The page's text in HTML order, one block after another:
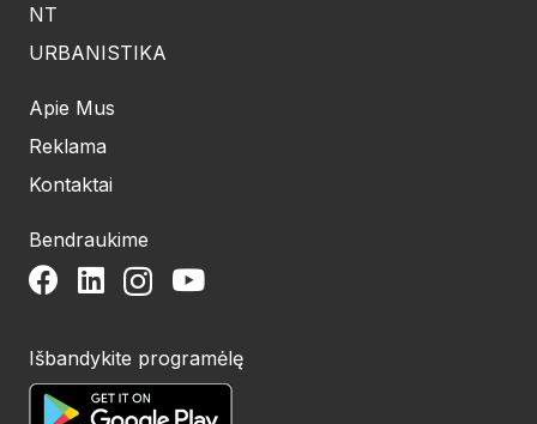
NT
URBANISTIKA
Apie Mus
Reklama
Kontaktai
Bendraukime
Išbandykite programėlę